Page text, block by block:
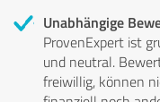
Unabhängige
ProvenExpert ist
und neutral.
freiwillig, können